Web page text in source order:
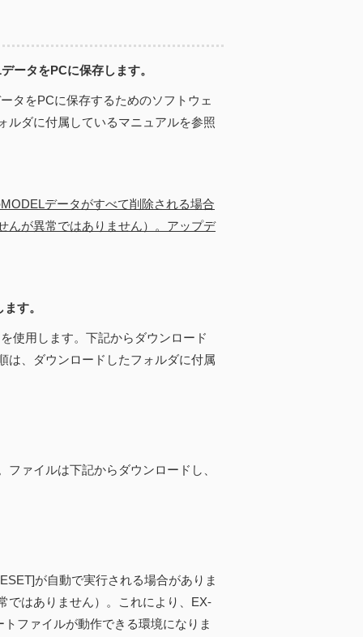
ータをPCに保存します。
タをPCに保存するためのソフトウェ
ルダに付属しているマニュアルを参照
データがすべて削除される場合
んが異常ではありません）。アップデ
す。
使用します。下記からダウンロード
は、ダウンロードしたフォルダに付属
ァイルは下記からダウンロードし、
が自動で実行される場合がありま
ではありません）。これにより、EX-
ファイルが動作できる環境になりま